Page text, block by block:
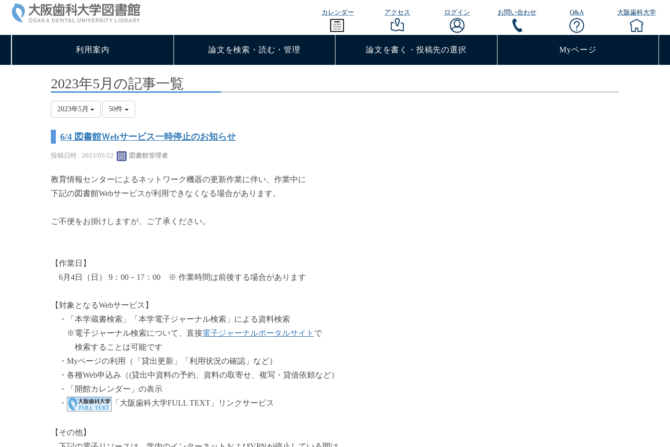
カレンダー アクセス ログイン お問い合わせ Q&A 大阪歯科大学
利用案内 論文を検索・読む・管理 論文を書く・投稿先の選択 Myページ
2023年5月の記事一覧
2023年5月 50件
6/4 図書館Ｗebサービス一時停止のお知らせ
投稿日時 : 2023/05/22 図書館管理者
教育情報センターによるネットワーク機器の更新作業に伴い、作業中に
下記の図書館Webサービスが利用できなくなる場合があります。
ご不便をお掛けしますが、ご了承ください。
【作業日】
6月4日（日） 9：00－17：00 ※ 作業時間は前後する場合があります
【対象となるWebサービス】
・「本学蔵書検索」「本学電子ジャーナル検索」による資料検索
※電子ジャーナル検索について、直接電子ジャーナルポータルサイト で
検索することは可能です
・Myページの利用（「貸出更新」「利用状況の確認」など）
・各種Web申込み（(貸出中資料の予約、資料の取寄せ、複写・貸借依頼など）
・「開館カレンダー」の表示
・
「大阪歯科大学FULL TEXT」リンクサービス
【その他】